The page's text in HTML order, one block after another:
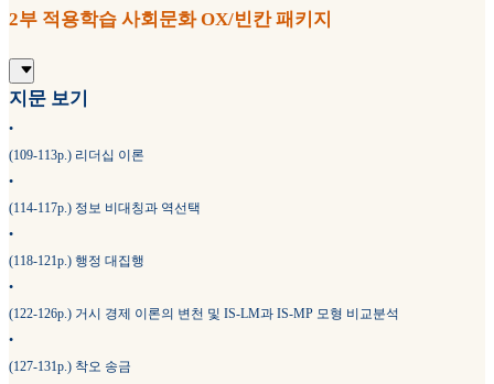
2부 적용학습 사회문화 OX/빈칸 패키지
지문 보기
•
(109-113p.) 리더십 이론
•
(114-117p.) 정보 비대칭과 역선택
•
(118-121p.) 행정 대집행
•
(122-126p.) 거시 경제 이론의 변천 및 IS-LM과 IS-MP 모형 비교분석
•
(127-131p.) 착오 송금